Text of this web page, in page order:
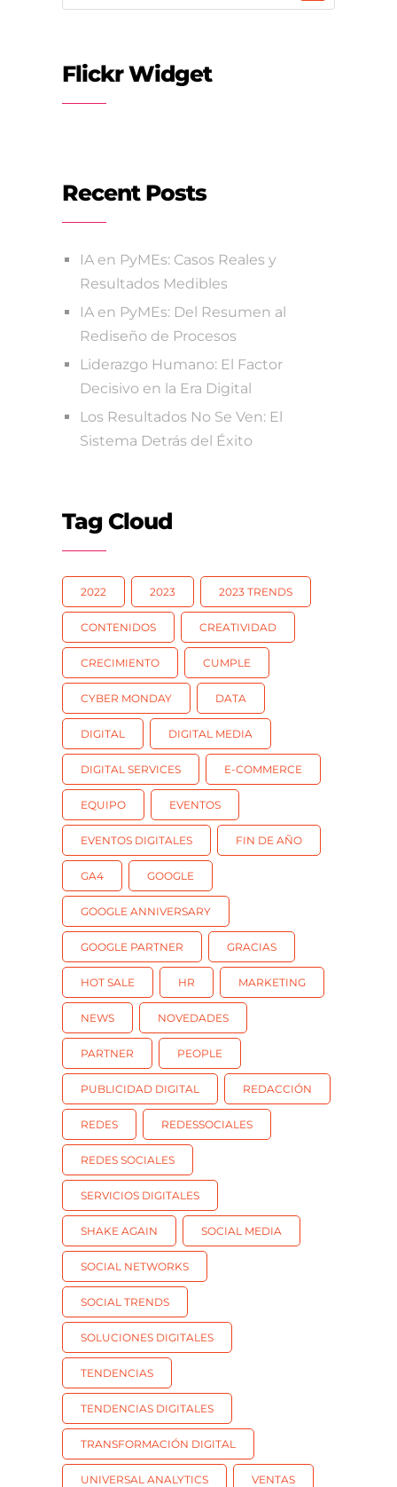
Flickr Widget
Recent Posts
IA en PyMEs: Casos Reales y
Resultados Medibles
IA en PyMEs: Del Resumen al
Rediseño de Procesos
Liderazgo Humano: El Factor
Decisivo en la Era Digital
Los Resultados No Se Ven: El
Sistema Detrás del Éxito
Tag Cloud
2022 2023 2023 TRENDS
CONTENIDOS CREATIVIDAD
CRECIMIENTO CUMPLE
CYBER MONDAY DATA
DIGITAL DIGITAL MEDIA
DIGITAL SERVICES E-COMMERCE
EQUIPO EVENTOS
EVENTOS DIGITALES FIN DE AÑO
GA4 GOOGLE
GOOGLE ANNIVERSARY
GOOGLE PARTNER GRACIAS
HOT SALE HR MARKETING
NEWS NOVEDADES
PARTNER PEOPLE
PUBLICIDAD DIGITAL REDACCIÓN
REDES REDESSOCIALES
REDES SOCIALES
SERVICIOS DIGITALES
SHAKE AGAIN SOCIAL MEDIA
SOCIAL NETWORKS
SOCIAL TRENDS
SOLUCIONES DIGITALES
TENDENCIAS
TENDENCIAS DIGITALES
TRANSFORMACIÓN DIGITAL
UNIVERSAL ANALYTICS VENTAS